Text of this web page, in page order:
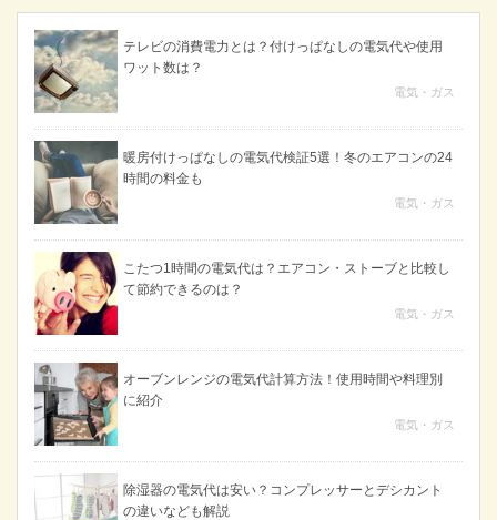
テレビの消費電力とは？付けっぱなしの電気代や使用
ワット数は？
電気・ガス
暖房付けっぱなしの電気代検証5選！冬のエアコンの24
時間の料金も
電気・ガス
こたつ1時間の電気代は？エアコン・ストーブと比較し
て節約できるのは？
電気・ガス
オーブンレンジの電気代計算方法！使用時間や料理別
に紹介
電気・ガス
除湿器の電気代は安い？コンプレッサーとデシカント
の違いなども解説